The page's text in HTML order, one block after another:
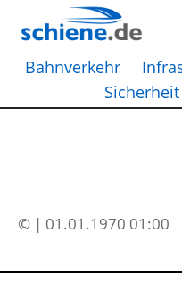
Bahnverkehr
Sicherheit
© | 01.01.1970 01:00